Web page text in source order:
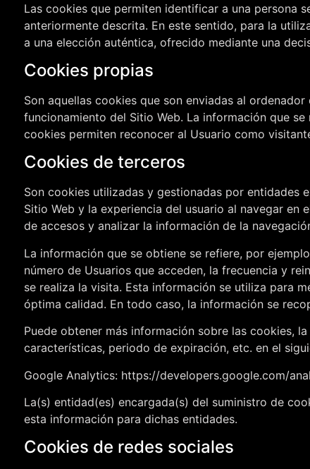
Las cookies que permiten identificar a una persona
anteriormente descrita. En este sentido, para la
a una elección auténtica, ofrecido mediante una
Cookies propias
Son aquellas cookies que son enviadas al
funcionamiento del Sitio Web. La información que
cookies permiten reconocer al Usuario como
Cookies de terceros
Son cookies utilizadas y gestionadas por entidades
Sitio Web y la experiencia del usuario al navegar
de accesos y analizar la información de la
La información que se obtiene se refiere, por
número de Usuarios que acceden, la frecuencia y
se realiza la visita. Esta información se utiliza para
óptima calidad. En todo caso, la información se
Puede obtener más información sobre las cookies,
características, periodo de expiración, etc. en el
Google Analytics: https://developers.google.com/
La(s) entidad(es) encargada(s) del suministro de
esta información para dichas entidades.
Cookies de redes sociales